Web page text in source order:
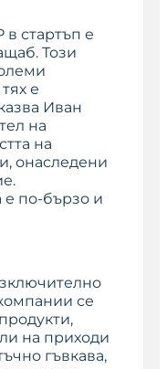
в стартъп е
Този
е
Иван
на
на
онаследени
е по-бързо и
се
на приходи
гъвкава,